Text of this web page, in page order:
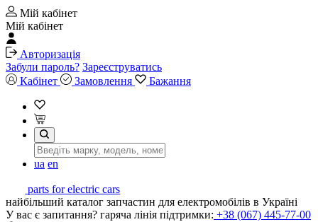
Мій кабінет
Мій кабінет
Авторизація
Забули пароль? Зареєструватись
Кабінет
Замовлення Бажання
ua en
parts for electric cars
найбільший каталог запчастин для електромобілів в Україні
У вас є запитання? гаряча лінія підтримки: +38 (067) 445-77-00